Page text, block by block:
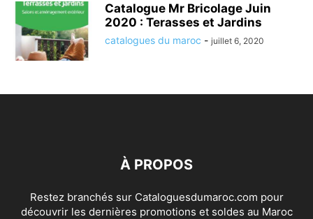
Catalogue Mr Bricolage Juin
2020 : Terasses et Jardins
catalogues du maroc - juillet 6, 2020
À PROPOS
Restez branchés sur Cataloguesdumaroc.com pour
découvrir les dernières promotions et soldes au Maroc